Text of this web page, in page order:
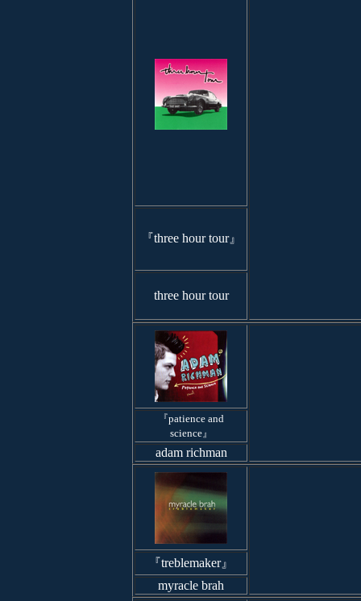
『three hour tour』
three hour tour
『patience and
science』
adam richman
『treblemaker』
myracle brah